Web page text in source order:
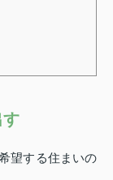
す
望する住まいの